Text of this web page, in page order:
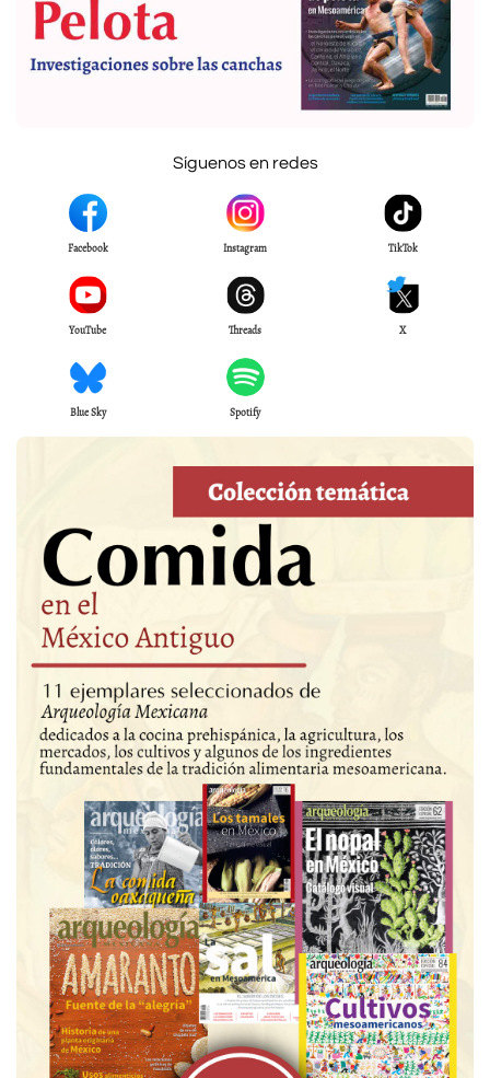
Síguenos en redes
Facebook Instagram TikTok
YouTube Threads X
Blue Sky Spotify